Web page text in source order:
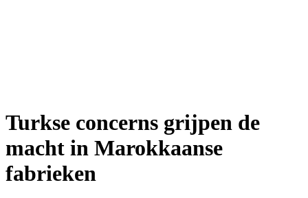
Turkse concerns grijpen de
macht in Marokkaanse
fabrieken